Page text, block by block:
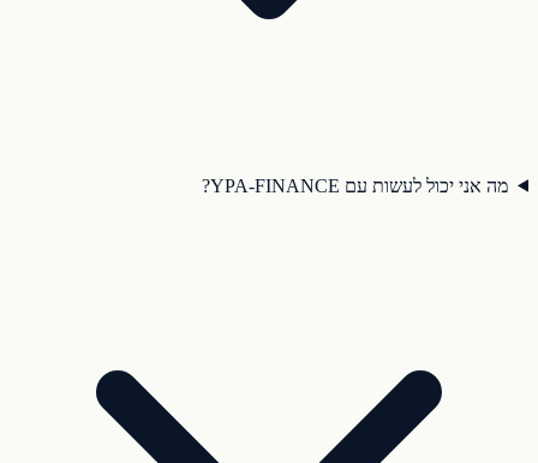
מה אני יכול לעשות עם YPA-FINANCE?